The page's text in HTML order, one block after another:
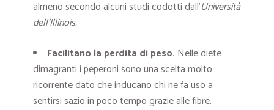
almeno secondo alcuni studi codotti dall’Università
dell’Illinois.
Facilitano la perdita di peso. Nelle diete
dimagranti i peperoni sono una scelta molto
ricorrente dato che inducano chi ne fa uso a
sentirsi sazio in poco tempo grazie alle fibre.